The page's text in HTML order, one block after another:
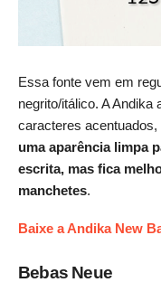
Essa fonte vem em
negrito/itálico. A
caracteres
uma aparência limpa
escrita, mas fica
manchetes.
Baixe a Andika New
Bebas Neue